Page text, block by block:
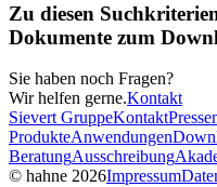
Zu diesen
Dokumente zum
Sie haben noch Fragen?
Wir helfen gerne.Kontakt
Sievert GruppeKontakt
ProdukteAnwendungen
BeratungAusschreibung
© hahne 2026Impressum